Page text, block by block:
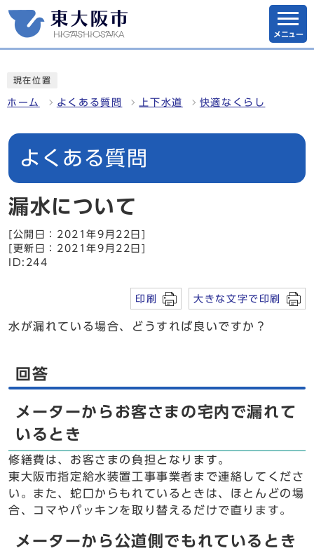
メニュー
現在位置
ホーム よくある質問 上下水道 快適なくらし
よくある質問
漏水について
[公開日：2021年9月22日]
[更新日：2021年9月22日]
ID:244
印刷 大きな文字で印刷
水が漏れている場合、どうすれば良いですか？
回答
メーターからお客さまの宅内で漏れて
いるとき
修繕費は、お客さまの負担となります。
東大阪市指定給水装置工事事業者まで連絡してくださ
い。また、蛇口からもれているときは、ほとんどの場
合、コマやパッキンを取り替えるだけで直ります。
メーターから公道側でもれているとき